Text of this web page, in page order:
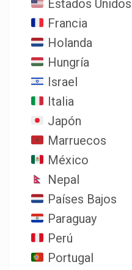
Estados Unidos
Francia
Holanda
Hungría
Israel
Italia
Japón
Marruecos
México
Nepal
Países Bajos
Paraguay
Perú
Portugal